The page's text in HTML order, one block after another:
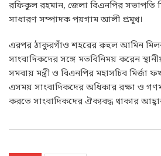
রফিকুল রহমান, জেলা বিএনপির সভাপতি
সাধারণ সম্পাদক পয়গাম আলী প্রমূখ।
এরপর ঠাকুরগাঁও শহরের রুহুল আমিন
সাংবাদিকদের সঙ্গে মতবিনিময় করেন
সমবায় মন্ত্রী ও বিএনপির মহাসচিব
এসময় সাংবাদিকদের অধিকার রক্ষা ও
করতে সাংবাদিকদের ঐক্যবদ্ধ থাকার